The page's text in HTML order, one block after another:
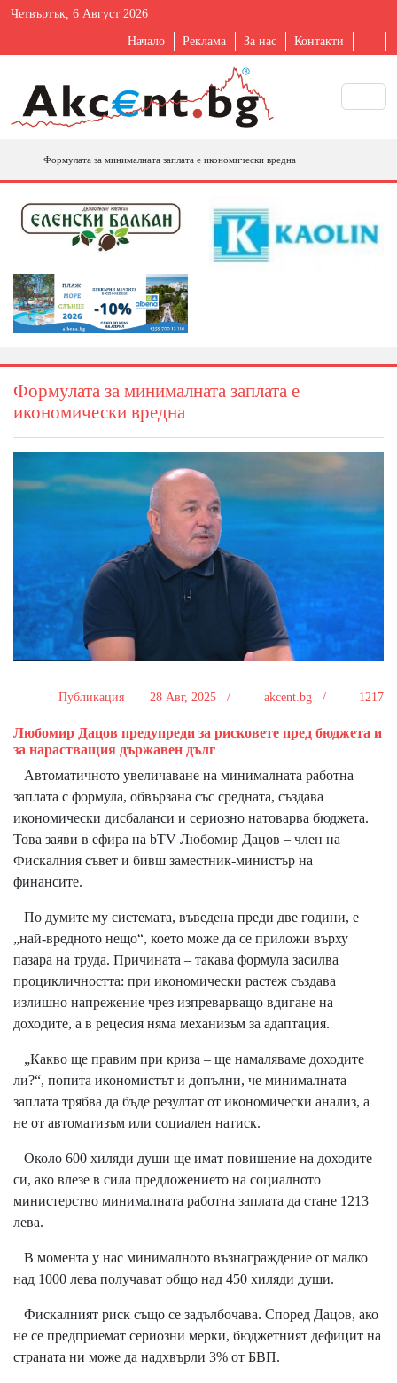
Четвъртък, 6 Август 2026
Начало Реклама За нас Контакти
Формулата за минималната заплата е икономически вредна
Формулата за минималната заплата е
икономически вредна
Публикация 28 Авг, 2025 / akcent.bg / 1217
Любомир Дацов предупреди за рисковете пред бюджета и
за нарастващия държавен дълг
Автоматичното увеличаване на минималната работна
заплата с формула, обвързана със средната, създава
икономически дисбаланси и сериозно натоварва бюджета.
Това заяви в ефира на bTV Любомир Дацов – член на
Фискалния съвет и бивш заместник-министър на
финансите.
По думите му системата, въведена преди две години, е
„най-вредното нещо“, което може да се приложи върху
пазара на труда. Причината – такава формула засилва
процикличността: при икономически растеж създава
излишно напрежение чрез изпреварващо вдигане на
доходите, а в рецесия няма механизъм за адаптация.
„Какво ще правим при криза – ще намаляваме доходите
ли?“, попита икономистът и допълни, че минималната
заплата трябва да бъде резултат от икономически анализ, а
не от автоматизъм или социален натиск.
Около 600 хиляди души ще имат повишение на доходите
си, ако влезе в сила предложението на социалното
министерство минималната работна заплата да стане 1213
лева.
В момента у нас минималното възнаграждение от малко
над 1000 лева получават общо над 450 хиляди души.
Фискалният риск също се задълбочава. Според Дацов, ако
не се предприемат сериозни мерки, бюджетният дефицит на
страната ни може да надхвърли 3% от БВП.